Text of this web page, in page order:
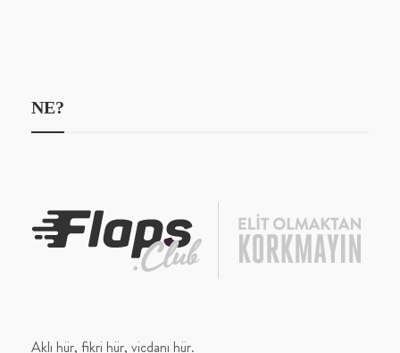
NE?
Aklı hür, fikri hür, vicdanı hür.